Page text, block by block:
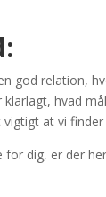
god relation,
hvad
at vi
dig, er der